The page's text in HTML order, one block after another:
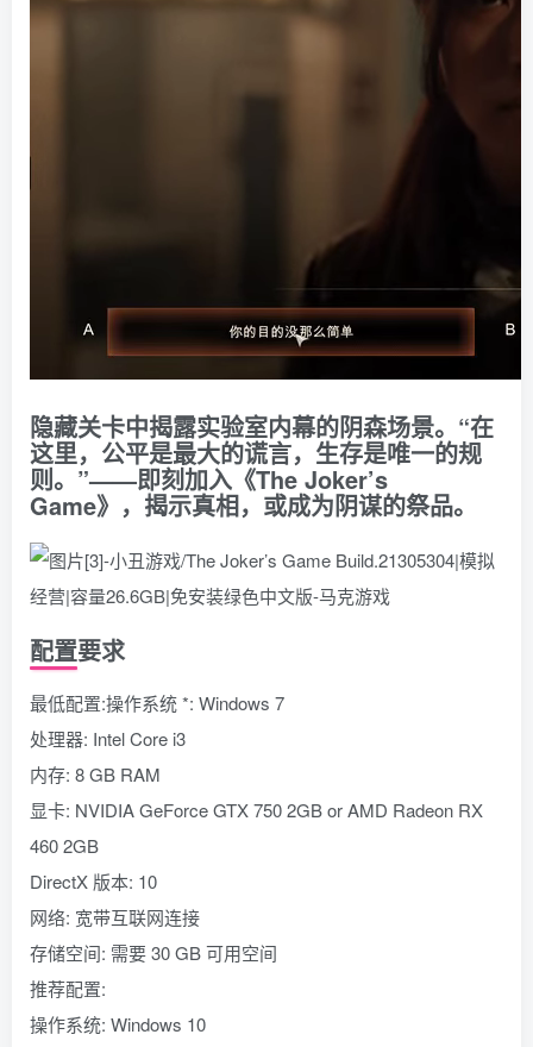
隐藏关卡中揭露实验室内幕的阴森场景。“在
这里，公平是最大的谎言，生存是唯一的规
则。”——即刻加入《The Joker’s
Game》，揭示真相，或成为阴谋的祭品。
配置要求
最低配置:操作系统 *: Windows 7
处理器: Intel Core i3
内存: 8 GB RAM
显卡: NVIDIA GeForce GTX 750 2GB or AMD Radeon RX
460 2GB
DirectX 版本: 10
网络: 宽带互联网连接
存储空间: 需要 30 GB 可用空间
推荐配置:
操作系统: Windows 10